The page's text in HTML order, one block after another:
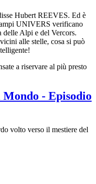
Hubert REEVES. Ed è
UNIVERS verificano
delle Alpi e del Vercors.
alle stelle, cosa si può
a riservare al più presto
- Episodio
volto verso il mestiere del